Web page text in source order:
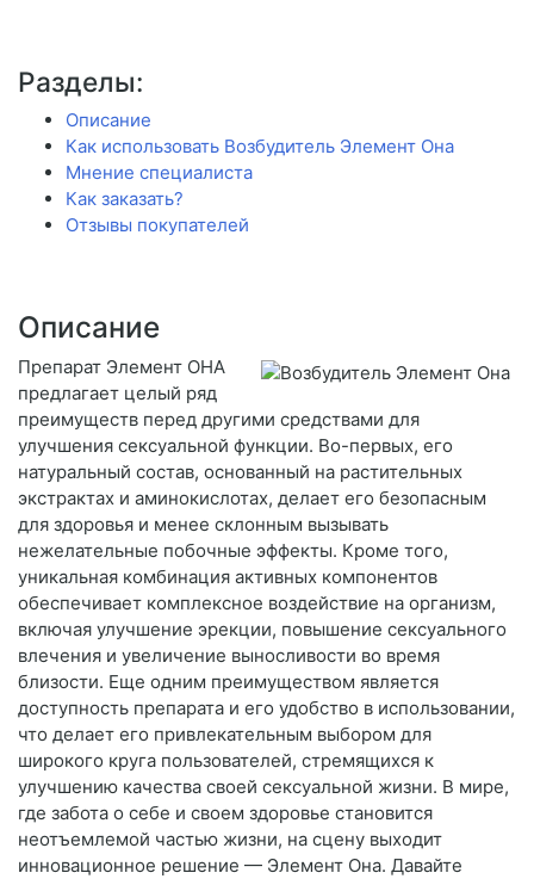
Разделы:
Описание
Как использовать Возбудитель Элемент Она
Мнение специалиста
Как заказать?
Отзывы покупателей
Описание
Препарат Элемент ОНА
предлагает целый ряд
преимуществ перед другими средствами для
улучшения сексуальной функции. Во-первых, его
натуральный состав, основанный на растительных
экстрактах и аминокислотах, делает его безопасным
для здоровья и менее склонным вызывать
нежелательные побочные эффекты. Кроме того,
уникальная комбинация активных компонентов
обеспечивает комплексное воздействие на организм,
включая улучшение эрекции, повышение сексуального
влечения и увеличение выносливости во время
близости. Еще одним преимуществом является
доступность препарата и его удобство в использовании,
что делает его привлекательным выбором для
широкого круга пользователей, стремящихся к
улучшению качества своей сексуальной жизни. В мире,
где забота о себе и своем здоровье становится
неотъемлемой частью жизни, на сцену выходит
инновационное решение — Элемент Она. Давайте